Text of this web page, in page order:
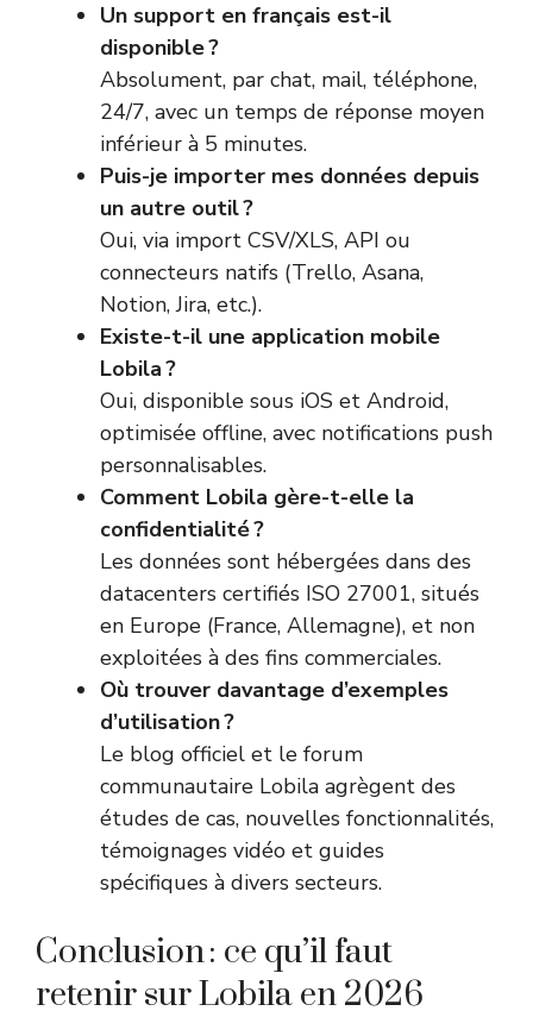
Un support en français est-il
disponible ?
Absolument, par chat, mail, téléphone,
24/7, avec un temps de réponse moyen
inférieur à 5 minutes.
Puis-je importer mes données depuis
un autre outil ?
Oui, via import CSV/XLS, API ou
connecteurs natifs (Trello, Asana,
Notion, Jira, etc.).
Existe-t-il une application mobile
Lobila ?
Oui, disponible sous iOS et Android,
optimisée offline, avec notifications push
personnalisables.
Comment Lobila gère-t-elle la
confidentialité ?
Les données sont hébergées dans des
datacenters certifiés ISO 27001, situés
en Europe (France, Allemagne), et non
exploitées à des fins commerciales.
Où trouver davantage d’exemples
d’utilisation ?
Le blog officiel et le forum
communautaire Lobila agrègent des
études de cas, nouvelles fonctionnalités,
témoignages vidéo et guides
spécifiques à divers secteurs.
Conclusion : ce qu’il faut
retenir sur Lobila en 2026